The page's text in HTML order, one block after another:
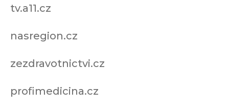
tv.a11.cz
nasregion.cz
zezdravotnictvi.cz
profimedicina.cz